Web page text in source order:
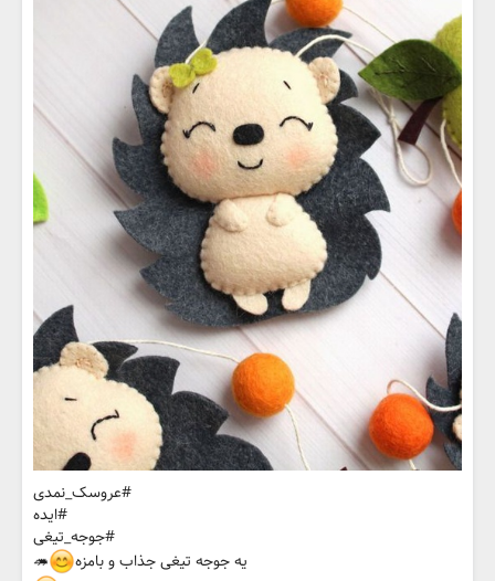
#عروسک_نمدی
#ایده
#جوجه_تیغی
یه جوجه تیغی جذاب و بامزه
🦔